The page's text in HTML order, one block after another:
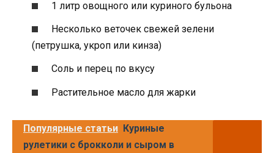
1 литр овощного или куриного бульона
Несколько веточек свежей зелени
(петрушка, укроп или кинза)
Соль и перец по вкусу
Растительное масло для жарки
Популярные статьи Куриные
рулетики с брокколи и сыром в